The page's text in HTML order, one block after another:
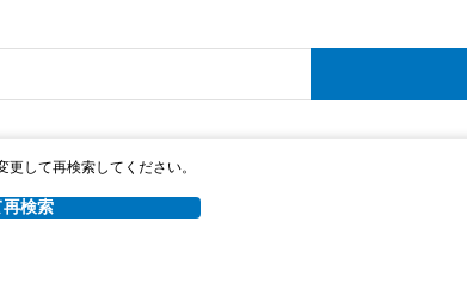
して再検索してください。
検索